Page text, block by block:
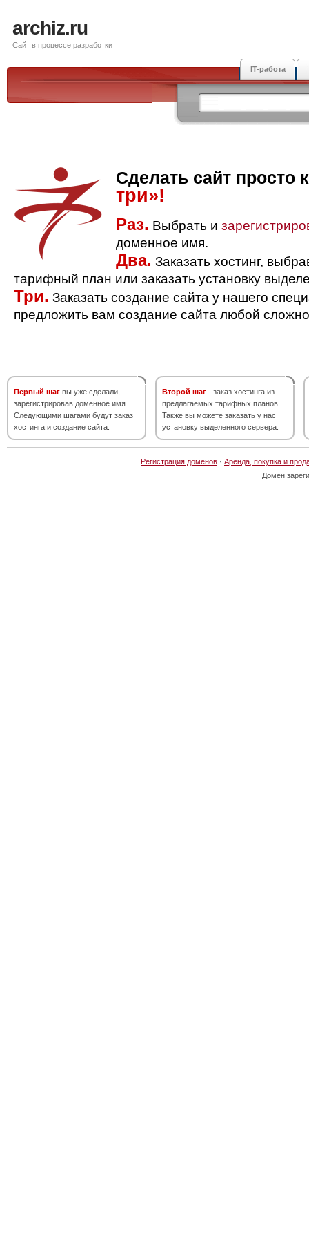
archiz.ru
Сайт в процессе разработки
IT-работа
Сделать сайт просто
три»!
Раз. Выбрать и
доменное имя.
Два. Заказать хостинг,
тарифный план или заказать установку
Три. Заказать создание сайта у нашего
предложить вам создание сайта любой
Первый шаг вы уже сделали,
зарегистрировав доменное имя.
Следующими шагами будут заказ
хостинга и создание сайта.
Второй шаг - заказ хостинга из
предлагаемых тарифных планов.
Также вы можете заказать у нас
установку выделенного сервера.
Регистрация доменов · Аренда, покупка и
Домен